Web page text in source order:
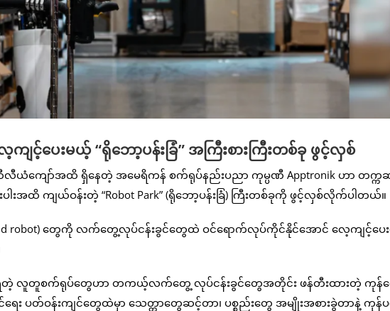
ပေးမယ့် “ရိုဘော့ပန်းခြံ” အကြီးစားကြီးတစ်ခု ဖွင့်လှစ်
လီယံကျော်အထိ ရှိနေတဲ့ အမေရိကန် စက်ရုပ်နည်းပညာ ကုမ္ပဏီ Apptronik ဟာ တက္
ါးအထိ ကျယ်ဝန်းတဲ့ “Robot Park” (ရိုဘော့ပန်းခြံ) ကြီးတစ်ခုကို ဖွင့်လှစ်လိုက်ပါတယ်။
robot) တွေကို လက်တွေ့လုပ်ငန်းခွင်တွေထဲ ဝင်ရောက်လုပ်ကိုင်နိုင်အောင် လေ့ကျင့်ပေ
ည်ရတဲ့ လူတူစက်ရုပ်တွေဟာ တကယ့်လက်တွေ့ လုပ်ငန်းခွင်တွေအတိုင်း ဖန်တီးထားတဲ့ ကုန်
း ပတ်ဝန်းကျင်တွေထဲမှာ သေတ္တာတွေဆင့်တာ၊ ပစ္စည်းတွေ အမျိုးအစားခွဲတာနဲ့ ကုန်ပ